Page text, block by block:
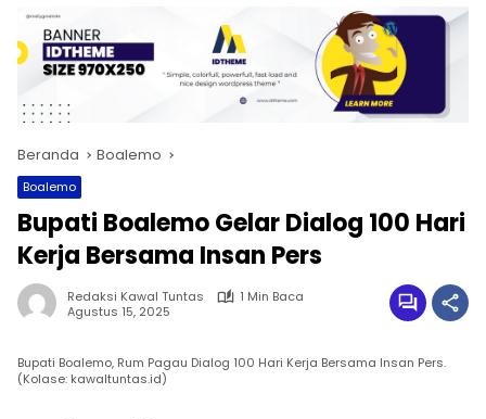
Beranda Boalemo
Boalemo
Bupati Boalemo Gelar Dialog 100 Hari
Kerja Bersama Insan Pers
Redaksi Kawal Tuntas
1 Min Baca
Agustus 15, 2025
Bupati Boalemo, Rum Pagau Dialog 100 Hari Kerja Bersama Insan Pers.
(Kolase: kawaltuntas.id)